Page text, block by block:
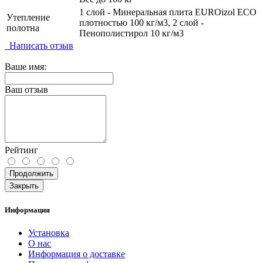
Утепление
полотна
1 слой - Минеральная плита EUROizol ECO
плотностью 100 кг/м3, 2 слой -
Пенополистирол 10 кг/м3
Написать отзыв
Ваше имя:
Ваш отзыв
Рейтинг
Продолжить
Закрыть
Информация
Установка
О нас
Информация о доставке